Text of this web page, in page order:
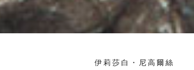
伊莉莎白・尼高爾絲